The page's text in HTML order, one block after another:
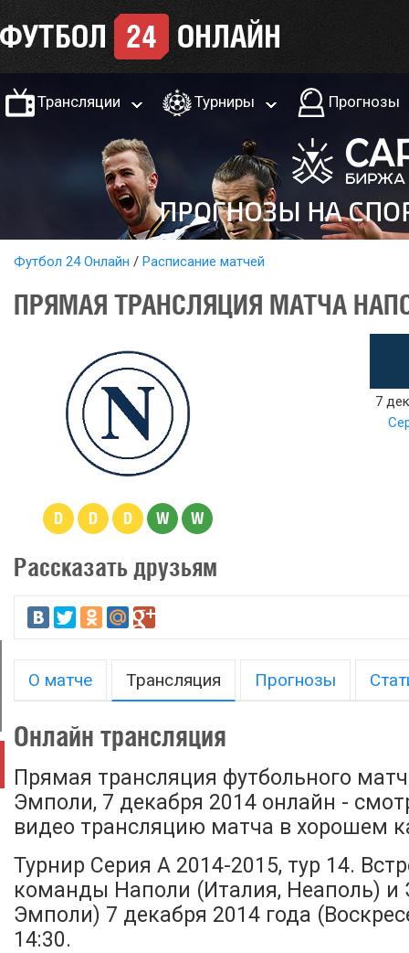
Трансляции Турниры Прогнозы
Футбол 24 Онлайн Расписание матчей
ПРЯМАЯ ТРАНСЛЯЦИЯ МАТЧА
D D D W W
7
Рассказать друзьям
О матче Трансляция Прогнозы
Онлайн трансляция
Прямая трансляция футбольного
Эмполи, 7 декабря 2014 онлайн -
видео трансляцию матча в хорошем
Турнир Серия А 2014-2015, тур 14.
команды Наполи (Италия, Неаполь) и
Эмполи) 7 декабря 2014 года
14:30.